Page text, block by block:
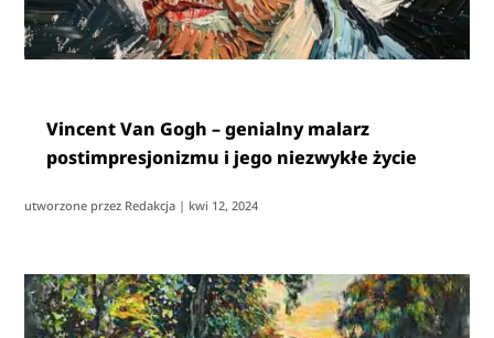
Vincent Van Gogh – genialny malarz
postimpresjonizmu i jego niezwykłe życie
utworzone przez Redakcja | kwi 12, 2024